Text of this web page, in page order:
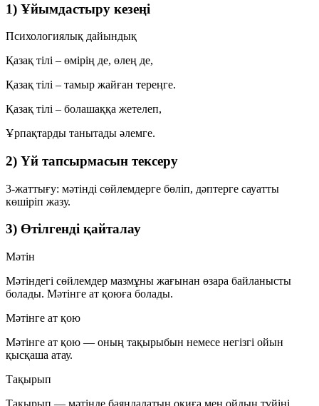
1) Ұйымдастыру кезеңі
Психологиялық дайындық
Қазақ тілі – өмірің де, өлең де,
Қазақ тілі – тамыр жайған тереңге.
Қазақ тілі – болашаққа жетелеп,
Ұрпақтарды танытады әлемге.
2) Үй тапсырмасын тексеру
3-жаттығу: мәтінді сөйлемдерге бөліп, дәптерге сауатты
көшіріп жазу.
3) Өтілгенді қайталау
Мәтін
Мәтіндегі сөйлемдер мазмұны жағынан өзара байланысты
болады. Мәтінге ат қоюға болады.
Мәтінге ат қою
Мәтінге ат қою — оның тақырыбын немесе негізгі ойын
қысқаша атау.
Тақырып
Тақырып — мәтінде баяндалатын оқиға мен ойдың түйіні.